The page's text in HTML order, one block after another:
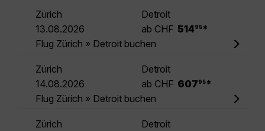
Zürich
Detroit
13.08.2026
ab CHF 51495 *
Flug Zürich » Detroit buchen
Zürich
Detroit
14.08.2026
ab CHF 607 95 *
Flug Zürich » Detroit buchen
Zürich
Detroit